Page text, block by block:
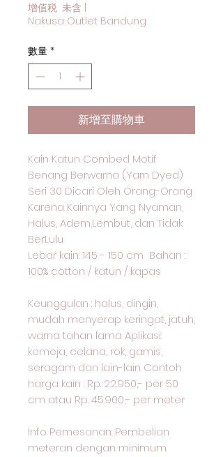
增值税 未含
Nakusa Outlet Bandung
數量 *
新增至購物車
Kain Katun Combed Motif
Benang Berwarna (Yarn Dyed)
Seri 30 Dicari Oleh Orang-Orang
Karena Kainnya Yang Nyaman,
Halus, Adem,Lembut, dan Tidak
BerLulu
Lebar kain: 145 - 150 cm Bahan :
100% cotton / katun / kapas
Keunggulan : halus, dingin,
mudah menyerap keringat, jatuh,
warna tahan lama Aplikasi:
kemeja, celana, rok, gamis,
seragam dan lain-lain Contoh
harga kain : Rp. 22.950,- per 50
cm atau Rp. 45.900,- per meter
Info Pemesanan: Pembelian
meteran dengan minimum